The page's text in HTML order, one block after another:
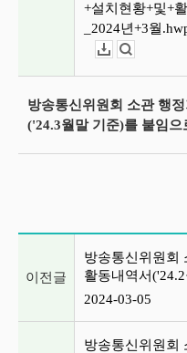
+설치현황+및+
_2024년+3월
방송통신위원회 소관 행
('24.3월말 기준)를 붙임으
이전글
방송통신위원회
활동내역서
2024-03-05
방송통신위원회